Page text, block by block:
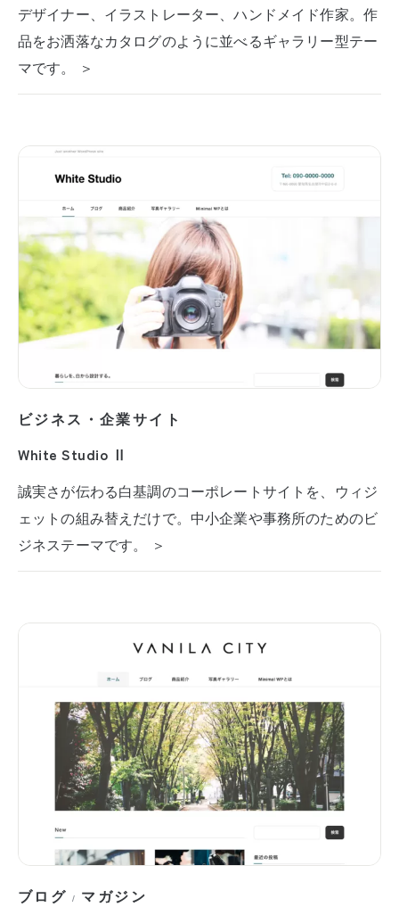
デザイナー、イラストレーター、ハンドメイド作家。作
品をお洒落なカタログのように並べるギャラリー型テー
マです。 ＞
ビジネス・企業サイト
White Studio Ⅱ
誠実さが伝わる白基調のコーポレートサイトを、ウィジ
ェットの組み替えだけで。中小企業や事務所のためのビ
ジネステーマです。 ＞
ブログ / マガジン